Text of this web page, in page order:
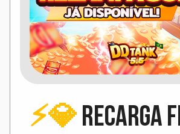
⚡💎 Recarga